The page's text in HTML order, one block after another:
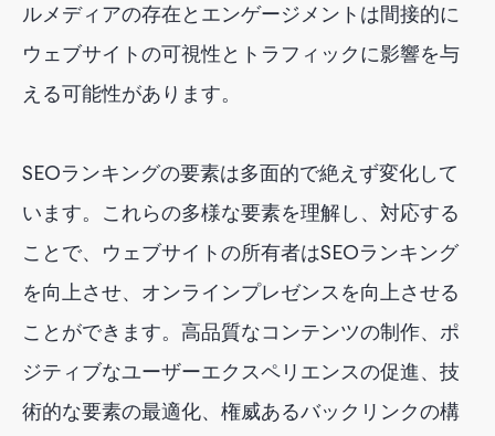
ルメディアの存在とエンゲージメントは間接的に
ウェブサイトの可視性とトラフィックに影響を与
える可能性があります。
SEOランキングの要素は多面的で絶えず変化して
います。これらの多様な要素を理解し、対応する
ことで、ウェブサイトの所有者はSEOランキング
を向上させ、オンラインプレゼンスを向上させる
ことができます。高品質なコンテンツの制作、ポ
ジティブなユーザーエクスペリエンスの促進、技
術的な要素の最適化、権威あるバックリンクの構